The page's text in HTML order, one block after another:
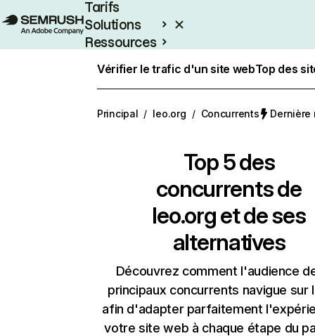
Tarifs
Solutions
Ressources
Vérifier le trafic d'un site webTop des
Principal / leo.org / Concurrents Dernière
Top 5 des
concurrents de
leo.org et de ses
alternatives
Découvrez comment l'audience
principaux concurrents navigue sur
afin d'adapter parfaitement
votre site web à chaque étape du